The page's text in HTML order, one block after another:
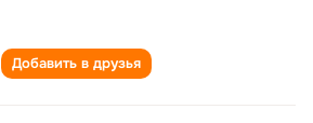
Добавить в друзья